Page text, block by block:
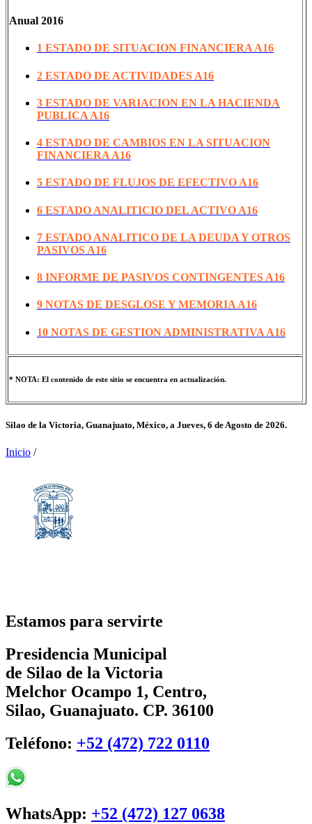
Anual 2016
1 ESTADO DE SITUACION FINANCIERA A16
2 ESTADO DE ACTIVIDADES A16
3 ESTADO DE VARIACION EN LA HACIENDA
PUBLICA A16
4 ESTADO DE CAMBIOS EN LA SITUACION
FINANCIERA A16
5 ESTADO DE FLUJOS DE EFECTIVO A16
6 ESTADO ANALITICIO DEL ACTIVO A16
7 ESTADO ANALITICO DE LA DEUDA Y OTROS
PASIVOS A16
8 INFORME DE PASIVOS CONTINGENTES A16
9 NOTAS DE DESGLOSE Y MEMORIA A16
10 NOTAS DE GESTION ADMINISTRATIVA A16
* NOTA: El contenido de este sitio se encuentra en actualización.
Silao de la Victoria, Guanajuato, México, a Jueves, 6 de Agosto de 2026.
Inicio /
Estamos para servirte
Presidencia Municipal
de Silao de la Victoria
Melchor Ocampo 1, Centro,
Silao, Guanajuato. CP. 36100
Teléfono: +52 (472) 722 0110
WhatsApp: +52 (472) 127 0638